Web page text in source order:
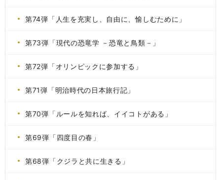
第74弾「人生を充実し、自由に、愉しむために」
第73弾「現代の恐竜学 －恐竜と鳥類－」
第72弾「オリンピックに参加する」
第71弾「明治時代の日本旅行記」
第70弾「ルールを知れば、イイコトがある」
第69弾「四度目の春」
第68弾「クジラと共に生きる」